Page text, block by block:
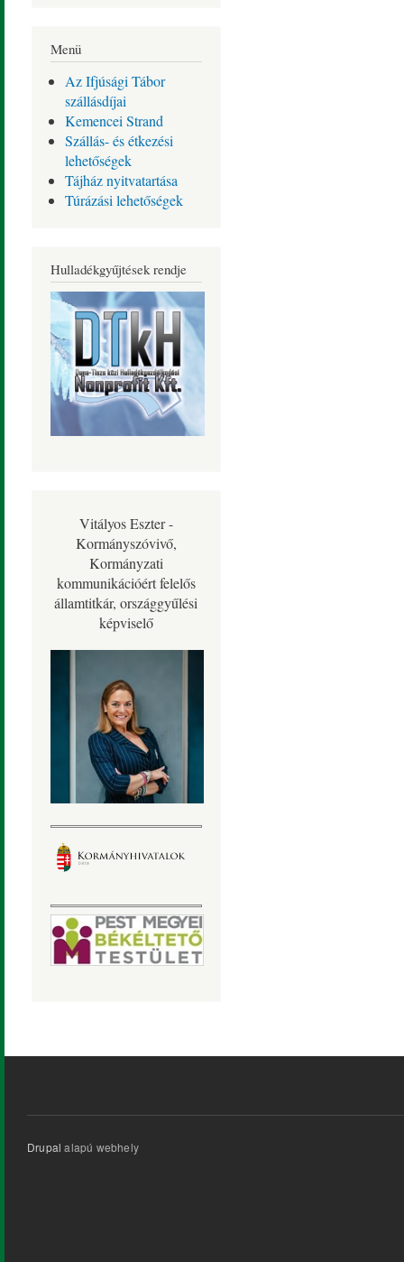
Menü
Az Ifjúsági Tábor
szállásdíjai
Kemencei Strand
Szállás- és étkezési
lehetőségek
Tájház nyitvatartása
Túrázási lehetőségek
Hulladékgyűjtések rendje
Vitályos Eszter -
Kormányszóvivő,
Kormányzati
kommunikációért felelős
államtitkár, országgyűlési
képviselő
Drupal alapú webhely